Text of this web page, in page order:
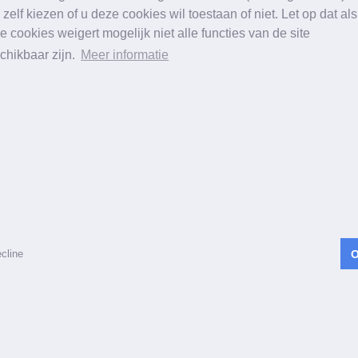
zelf kiezen of u deze cookies wil toestaan of niet. Let op dat
cookies weigert mogelijk niet alle functies van de site
zijn. Meer informatie
van uw klachten via het online
voor rugpijn, nekpijn, hernia,
in Duitsland,